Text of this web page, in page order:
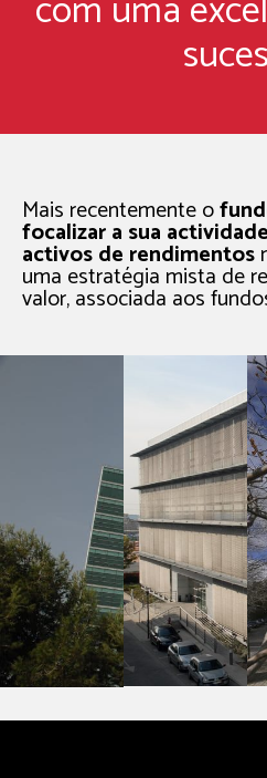
Mais recentemente o
focalizar a sua
activos de rendimentos
uma estratégia mista de
valor, associada aos